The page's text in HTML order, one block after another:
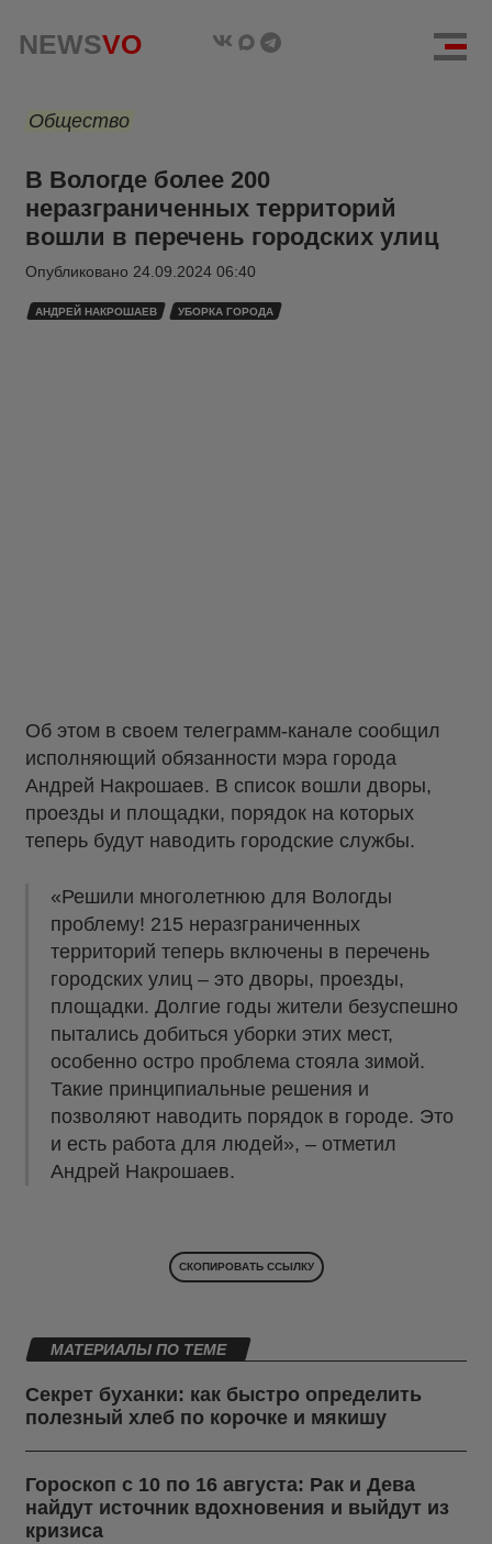
NEWSVO
Общество
В Вологде более 200
неразграниченных территорий
вошли в перечень городских улиц
Опубликовано 24.09.2024 06:40
АНДРЕЙ НАКРОШАЕВ УБОРКА ГОРОДА
Об этом в своем телеграмм-канале сообщил
исполняющий обязанности мэра города
Андрей Накрошаев. В список вошли дворы,
проезды и площадки, порядок на которых
теперь будут наводить городские службы.
«Решили многолетнюю для Вологды
проблему! 215 неразграниченных
территорий теперь включены в перечень
городских улиц – это дворы, проезды,
площадки. Долгие годы жители безуспешно
пытались добиться уборки этих мест,
особенно остро проблема стояла зимой.
Такие принципиальные решения и
позволяют наводить порядок в городе. Это
и есть работа для людей», – отметил
Андрей Накрошаев.
СКОПИРОВАТЬ ССЫЛКУ
МАТЕРИАЛЫ ПО ТЕМЕ
Секрет буханки: как быстро определить
полезный хлеб по корочке и мякишу
Гороскоп с 10 по 16 августа: Рак и Дева
найдут источник вдохновения и выйдут из
кризиса